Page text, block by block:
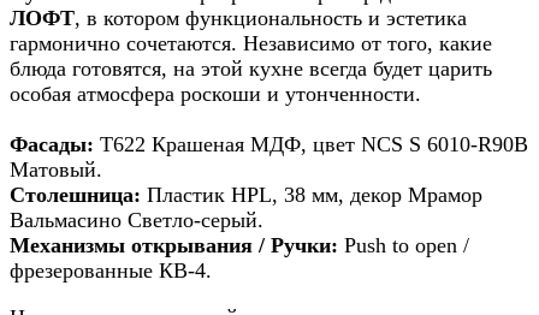
ЛОФТ, в котором функциональность и эстетика
гармонично сочетаются. Независимо от того, какие
блюда готовятся, на этой кухне всегда будет царить
особая атмосфера роскоши и утонченности.
Фасады: Т622 Крашеная МДФ, цвет NCS S 6010-R90B
Матовый.
Столешница: Пластик HPL, 38 мм, декор Мрамор
Вальмасино Светло-серый.
Механизмы открывания / Ручки: Push to open /
фрезерованные КВ-4.